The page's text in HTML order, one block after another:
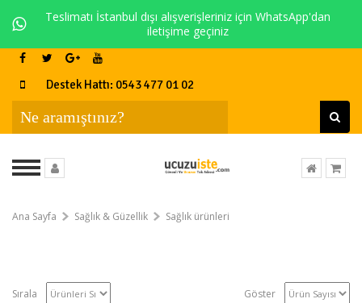
Teslimatı İstanbul dışı alışverişleriniz için WhatsApp'dan
iletişime geçiniz
Destek Hattı: 0543 477 01 02
Ana Sayfa Sağlık & Güzellik Sağlık ürünleri
Sırala Göster